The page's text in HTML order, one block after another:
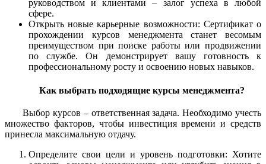
руководством и клиентами – залог успеха в любой
сфере.
Открыть новые карьерные возможности: Сертификат о
прохождении курсов менеджмента станет весомым
преимуществом при поиске работы или продвижении
по службе. Он демонстрирует вашу готовность к
профессиональному росту и освоению новых навыков.
Как выбрать подходящие курсы менеджмента?
Выбор курсов – ответственная задача. Необходимо учесть
множество факторов, чтобы инвестиция времени и средств
принесла максимальную отдачу.
Определите свои цели и уровень подготовки: Хотите